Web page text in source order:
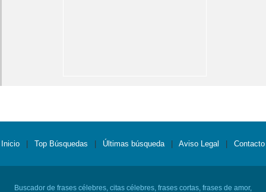
Inicio Top Búsquedas Últimas búsqueda Aviso Legal Contacto
Buscador de frases célebres, citas célebres, frases cortas, frases de amor,